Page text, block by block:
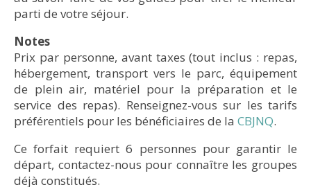
© Olivier Paradis
© Olivier Paradis
©Olivier Paradis
parti de votre séjour.
Notes
Prix par personne, avant taxes (tout inclus : repas,
hébergement, transport vers le parc, équipement
de plein air, matériel pour la préparation et le
service des repas). Renseignez-vous sur les tarifs
préférentiels pour les bénéficiaires de la CBJNQ.
Ce forfait requiert 6 personnes pour garantir le
départ, contactez-nous pour connaître les groupes
déjà constitués.